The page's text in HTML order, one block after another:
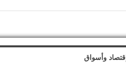
إقتصاد وأسواق